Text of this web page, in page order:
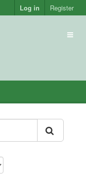
Log in Register